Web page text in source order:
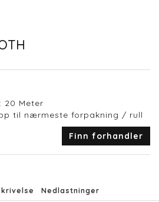
20 Meter
til nærmeste forpakning / rull
Finn forhandler
Nedlastninger